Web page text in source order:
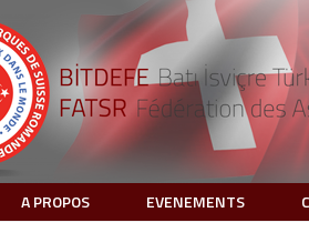
A PROPOS EVENEMENTS